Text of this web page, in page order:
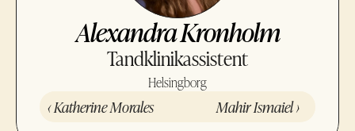
Alexandra Kronholm
Tandklinikassistent
Helsingborg
‹ Katherine Morales Mahir Ismaiel ›